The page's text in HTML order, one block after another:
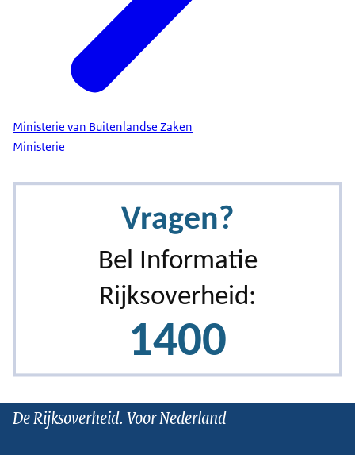
Ministerie van Buitenlandse Zaken
Ministerie
De Rijksoverheid. Voor Nederland